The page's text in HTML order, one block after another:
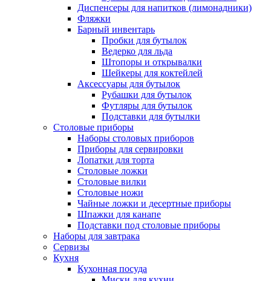
Диспенсеры для напитков (лимонадники)
Фляжки
Барный инвентарь
Пробки для бутылок
Ведерко для льда
Штопоры и открывалки
Шейкеры для коктейлей
Аксессуары для бутылок
Рубашки для бутылок
Футляры для бутылок
Подставки для бутылки
Столовые приборы
Наборы столовых приборов
Приборы для сервировки
Лопатки для торта
Столовые ложки
Столовые вилки
Столовые ножи
Чайные ложки и десертные приборы
Шпажки для канапе
Подставки под столовые приборы
Наборы для завтрака
Сервизы
Кухня
Кухонная посуда